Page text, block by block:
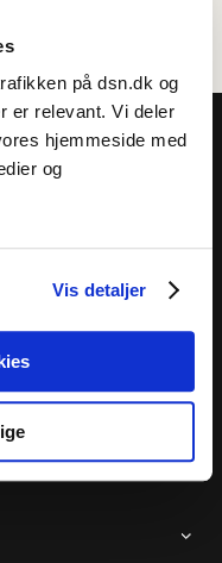
på dsn.dk og
er relevant. Vi deler
hjemmeside med
og
Vis detaljer